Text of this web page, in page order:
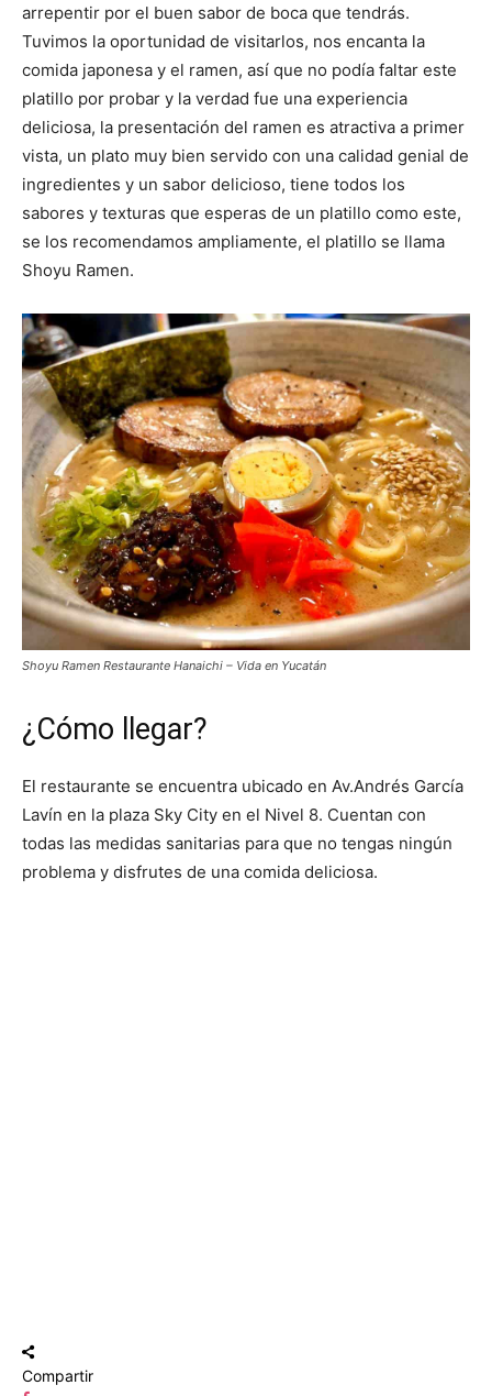
arrepentir por el buen sabor de boca que tendrás.
Tuvimos la oportunidad de visitarlos, nos encanta la
comida japonesa y el ramen, así que no podía faltar este
platillo por probar y la verdad fue una experiencia
deliciosa, la presentación del ramen es atractiva a primer
vista, un plato muy bien servido con una calidad genial de
ingredientes y un sabor delicioso, tiene todos los
sabores y texturas que esperas de un platillo como este,
se los recomendamos ampliamente, el platillo se llama
Shoyu Ramen.
Shoyu Ramen Restaurante Hanaichi – Vida en Yucatán
¿Cómo llegar?
El restaurante se encuentra ubicado en Av.Andrés García
Lavín en la plaza Sky City en el Nivel 8. Cuentan con
todas las medidas sanitarias para que no tengas ningún
problema y disfrutes de una comida deliciosa.
Compartir